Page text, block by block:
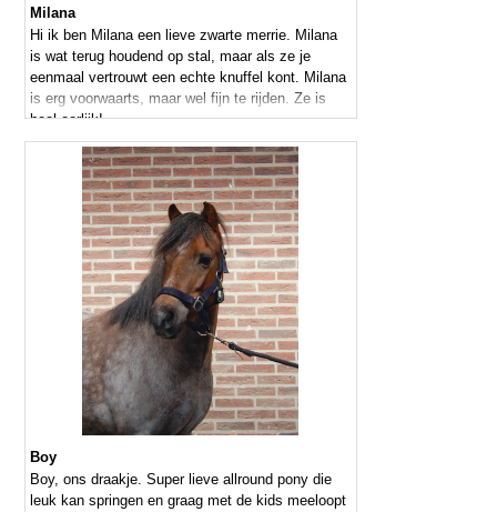
Milana
Hi ik ben Milana een lieve zwarte merrie. Milana
is wat terug houdend op stal, maar als ze je
eenmaal vertrouwt een echte knuffel kont. Milana
is erg voorwaarts, maar wel fijn te rijden. Ze is
heel eerlijk!
Boy
Boy, ons draakje. Super lieve allround pony die
leuk kan springen en graag met de kids meeloopt